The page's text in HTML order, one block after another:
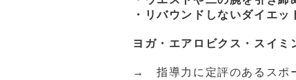
・リバウンドしないダイエッ
ヨガ・エアロビクス・スイミ
→ 指導力に定評のあるスポ